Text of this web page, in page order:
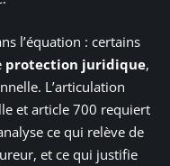
l’équation : certains
protection juridique,
L’articulation
et article 700 requiert
ce qui relève de
et ce qui justifie